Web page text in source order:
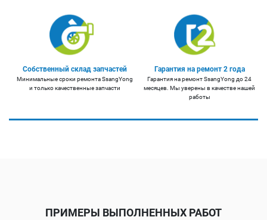
Собственный склад запчастей
Минимальные сроки ремонта SsangYong
и только качественные запчасти
Гарантия на ремонт 2 года
Гарантия на ремонт SsangYong до 24
месяцев. Мы уверены в качестве нашей
работы
ПРИМЕРЫ ВЫПОЛНЕННЫХ РАБОТ